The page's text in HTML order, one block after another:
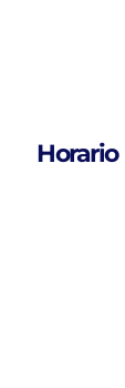
Horario